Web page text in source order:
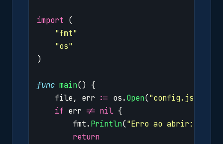
import (
"fmt"
"os"
)
func main() {
file, err := os.Open("config.json"
if err != nil {
fmt.Println("Erro ao abrir:"
return